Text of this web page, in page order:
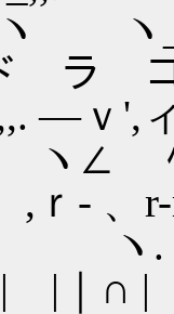
',ィ
.
,ｒ-
',
|｜